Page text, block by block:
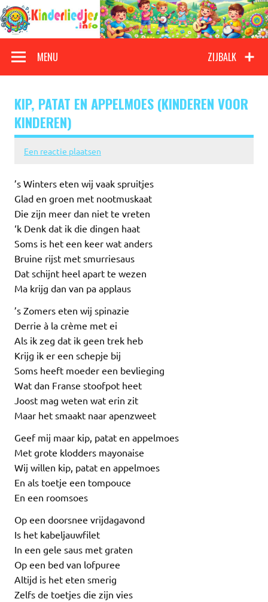
Doorgaan
naar
inhoud
Kinderliedjes
ZIJBALK
MENU
KIP, PATAT EN APPELMOES (KINDEREN VOOR
KINDEREN)
Een reactie plaatsen
’s Winters eten wij vaak spruitjes
Glad en groen met nootmuskaat
Die zijn meer dan niet te vreten
‘k Denk dat ik die dingen haat
Soms is het een keer wat anders
Bruine rijst met smurriesaus
Dat schijnt heel apart te wezen
Ma krijg dan van pa applaus
’s Zomers eten wij spinazie
Derrie à la crème met ei
Als ik zeg dat ik geen trek heb
Krijg ik er een schepje bij
Soms heeft moeder een bevlieging
Wat dan Franse stoofpot heet
Joost mag weten wat erin zit
Maar het smaakt naar apenzweet
Geef mij maar kip, patat en appelmoes
Met grote klodders mayonaise
Wij willen kip, patat en appelmoes
En als toetje een tompouce
En een roomsoes
Op een doorsnee vrijdagavond
Is het kabeljauwfilet
In een gele saus met graten
Op een bed van lofpuree
Altijd is het eten smerig
Zelfs de toetjes die zijn vies